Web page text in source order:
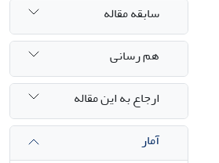
سابقه مقاله
هم رسانی
ارجاع به این مقاله
آمار